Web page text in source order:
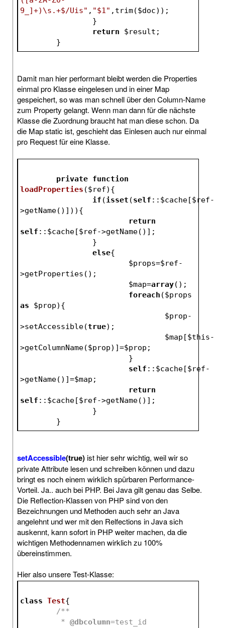
9_]+)\s.+$/Uis" , "$1" ,trim($doc));
		}
return
$result ;
	}
Damit man hier performant bleibt werden die Properties
einmal pro Klasse eingelesen und in einer Map
gespeichert, so was man schnell über den Column-Name
zum Property gelangt. Wenn man dann für die nächste
Klasse die Zuordnung braucht hat man diese schon. Da
die Map static ist, geschieht das Einlesen auch nur einmal
pro Request für eine Klasse.
private function
loadProperties ($ref) {
if (isset (self :: $cache[$ref-
>getName()])){
return
self :: $cache[$ref->getName()];
		}
else{
$props=$ref-
>getProperties();
$map=array();
foreach ($props
as
$prop){
$prop-
>setAccessible(true);
$map [$this-
>getColumnName($prop)]=$prop ;
			}
self :: $cache[$ref-
>getName()]=$map ;
return
self :: $cache[$ref->getName()];
		}
	}
setAccessible(true)ist hier sehr wichtig, weil wir so
private Attribute lesen und schreiben können und dazu
bringt es noch einem wirklich spürbaren Performance-
Vorteil. Ja.. auch bei PHP. Bei Java gilt genau das Selbe.
Die Reflection-Klassen von PHP sind von den
Bezeichnungen und Methoden auch sehr an Java
angelehnt und wer mit den Relfections in Java sich
auskennt, kann sofort in PHP weiter machen, da die
wichtigen Methodennamen wirklich zu 100%
übereinstimmen.
Hier also unsere Test-Klasse:
class Test{
/**
	 *
@dbcolumn=test_id